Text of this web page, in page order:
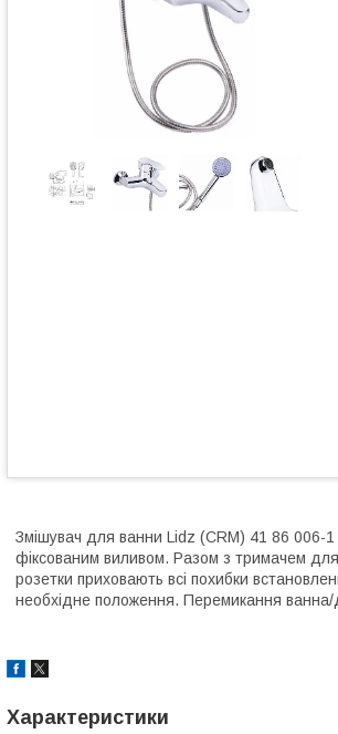
Змішувач для ванни Lidz (CRM) 41 86 006-
фіксованим виливом. Разом з тримачем
розетки приховають всі похибки
необхідне положення. Перемикання
Характеристики